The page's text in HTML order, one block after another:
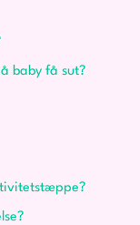
baby få sut?